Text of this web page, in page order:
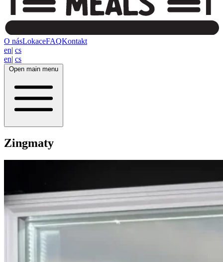
O násLokaceFAQKontakt
en| cs
en| cs
Open main menu
Zingmaty